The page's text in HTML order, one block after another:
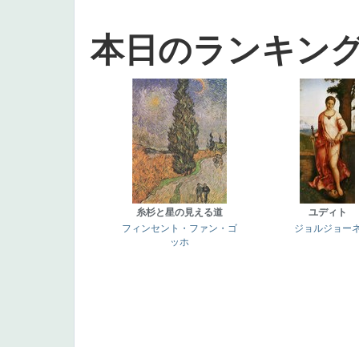
本日のランキン
糸杉と星の見える道
フィンセント・ファン・ゴ
ッホ
ユディト
ジョルジョー